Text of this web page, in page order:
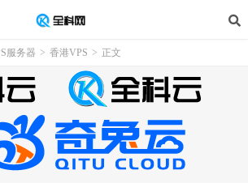
服务器 > 香港VPS > 正文